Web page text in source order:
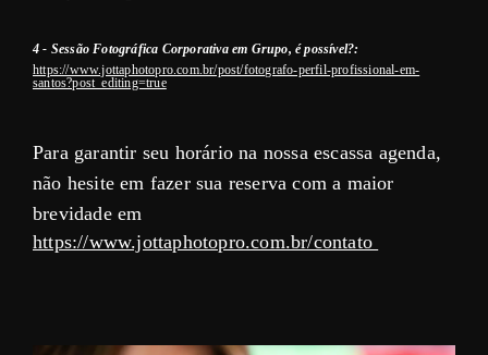
4 - Sessão Fotográfica Corporativa em Grupo, é possível?:
https://www.jottaphotopro.com.br/post/fotografo-perfil-profissional-em-
santos?post_editing=true
Para garantir seu horário na nossa escassa agenda,
não hesite em fazer sua reserva com a maior
brevidade em
https://www.jottaphotopro.com.br/contato